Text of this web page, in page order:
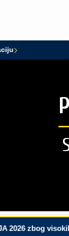
zbog visokih